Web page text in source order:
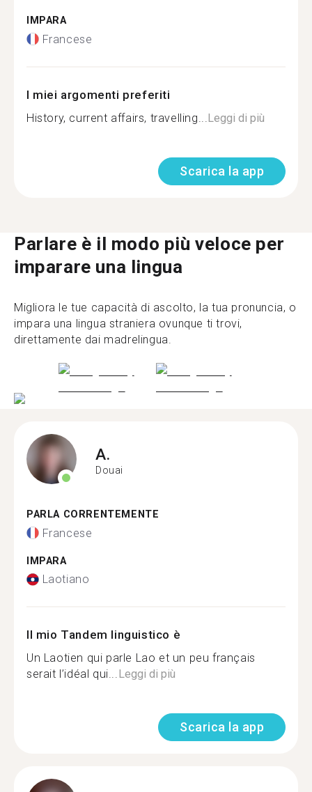
IMPARA
Francese
I miei argomenti preferiti
History, current affairs, travelling... Leggi di più
Scarica la app
Parlare è il modo più veloce per
imparare una lingua
Migliora le tue capacità di ascolto, la tua pronuncia, o
impara una lingua straniera ovunque ti trovi,
direttamente dai madrelingua.
A.
Douai
PARLA CORRENTEMENTE
Francese
IMPARA
Laotiano
Il mio Tandem linguistico è
Un Laotien qui parle Lao et un peu français
serait l’idéal qui...Leggi di più
Scarica la app